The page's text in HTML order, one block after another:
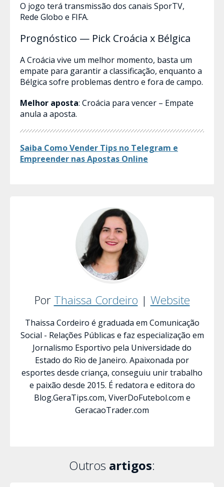
O jogo terá transmissão dos canais SporTV,
Rede Globo e FIFA.
Prognóstico — Pick Croácia x Bélgica
A Croácia vive um melhor momento, basta um
empate para garantir a classificação, enquanto a
Bélgica sofre problemas dentro e fora de campo.
Melhor aposta: Croácia para vencer – Empate
anula a aposta.
Saiba Como Vender Tips no Telegram e
Empreender nas Apostas​ Online
Por Thaissa Cordeiro | Website
Thaissa Cordeiro é graduada em Comunicação
Social - Relações Públicas e faz especialização em
Jornalismo Esportivo pela Universidade do
Estado do Rio de Janeiro. Apaixonada por
esportes desde criança, conseguiu unir trabalho
e paixão desde 2015. É redatora e editora do
Blog.GeraTips.com, ViverDoFutebol.com e
GeracaoTrader.com
Outros artigos: